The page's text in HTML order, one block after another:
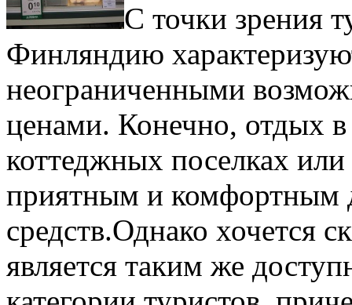
С точки зрения
Финляндию
неограниченными
ценами. Конечно, отдых
коттеджных поселках
приятным и комфортным
средств.Однако хочется
является таким же